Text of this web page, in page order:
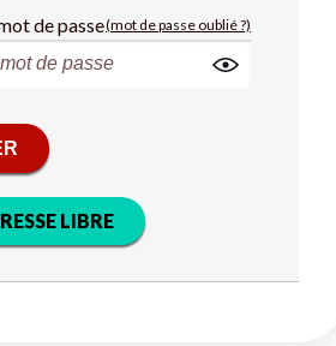
de passe(mot de passe oublié ?)
LIBRE